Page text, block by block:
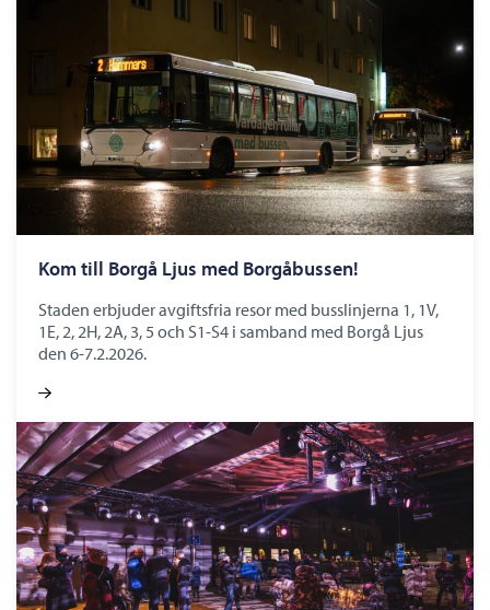
Kom till Borgå Ljus med Borgåbussen!
Staden erbjuder avgiftsfria resor med busslinjerna 1, 1V,
1E, 2, 2H, 2A, 3, 5 och S1-S4 i samband med Borgå Ljus
den 6-7.2.2026.